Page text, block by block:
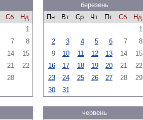
Сб
Нд
1
7
8
14
15
21
22
28
березень
Пн
Вт Ср Чт Пт Сб
Нд
1
2
3 4 5 6 7
8
9
10 11 12 13 14
15
16
17 18 19 20 21
22
23
24 25 26 27 28
29
30
31
червень